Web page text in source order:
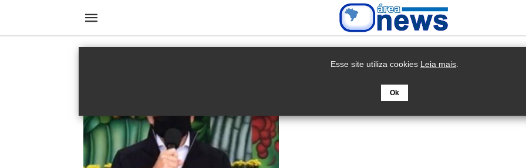
Esse site utiliza cookies Leia mais
Ok